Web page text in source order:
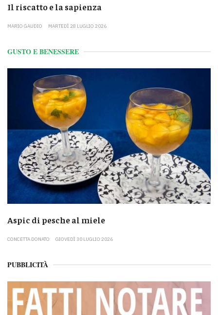
Il riscatto e la sapienza
MARIO GAUDIO MARTEDÌ 28 LUGLIO 2026
GUSTO E BENESSERE
Aspic di pesche al miele
CONCETTA DONATO GIOVEDÌ 30 LUGLIO 2026
PUBBLICITÀ